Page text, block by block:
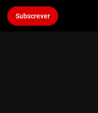
Subscrever